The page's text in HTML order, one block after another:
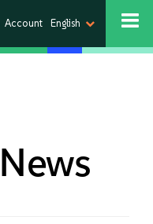
Account English
News